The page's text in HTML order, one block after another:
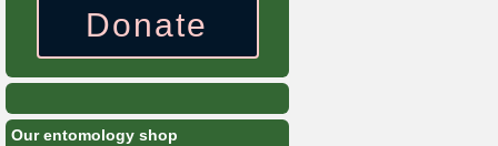
Donate
Our entomology shop